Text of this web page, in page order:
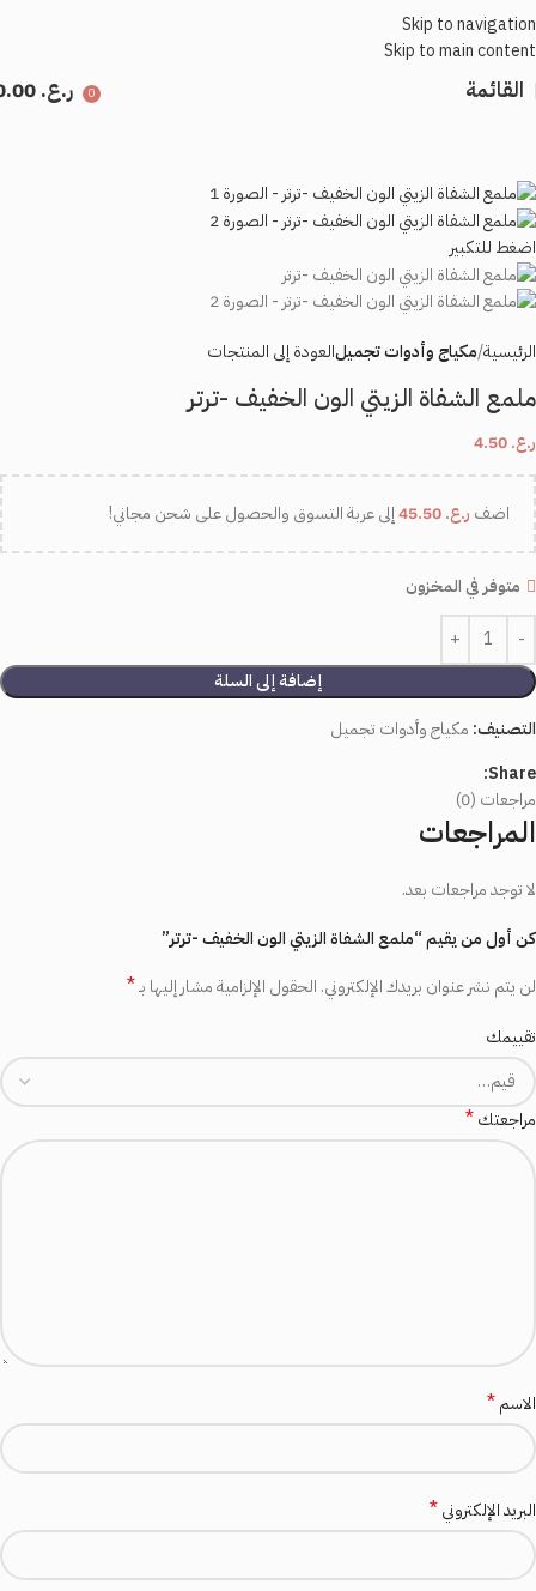
Skip to navigation
Skip to main content
القائمة 0 ر.ع.
اضغط للتكبير
الرئيسية مكياج وأدوات تجميلالعودة إلى المنتجات
ملمع الشفاة الزيتي الون الخفيف -ترتر
ر.ع.
اضف ر.ع. إلى عربة التسوق والحصول على شحن مجاني!
متوفر في المخزون
إضافة إلى السلة
التصنيف: مكياج وأدوات تجميل
Share:
مراجعات (0)
المراجعات
لا توجد مراجعات بعد.
كن أول من يقيم “ملمع الشفاة الزيتي الون الخفيف -ترتر”
لن يتم نشر عنوان بريدك الإلكتروني. الحقول الإلزامية مشار إليها بـ*
تقييمك
مراجعتك*
الاسم*
البريد الإلكتروني*